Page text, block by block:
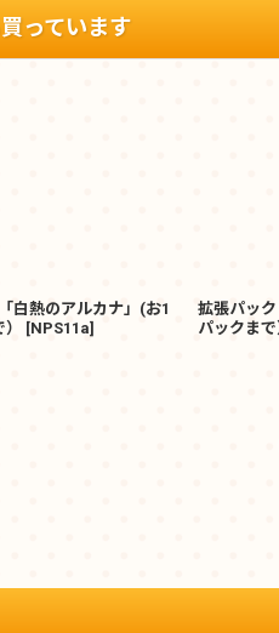
っています
白熱のアルカナ」(お1
[NPS11a]
拡張パッ
パックまで